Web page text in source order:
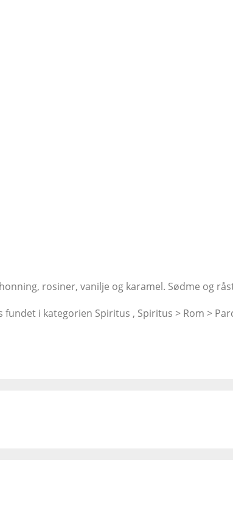
rosiner, vanilje og karamel. Sødme og
i kategorien Spiritus , Spiritus > Rom >